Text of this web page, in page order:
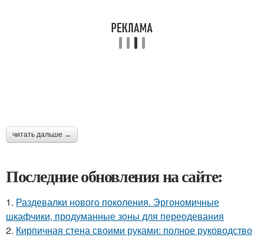
читать дальше →
Последние обновления на сайте:
1. Раздевалки нового поколения. Эргономичные
шкафчики, продуманные зоны для переодевания
2. Кирпичная стена своими руками: полное руководство